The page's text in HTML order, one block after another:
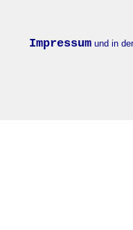
Impressum und in